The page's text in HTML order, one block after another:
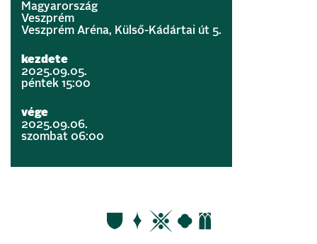
Magyarország
Veszprém
Veszprém Aréna, Külső-Kádártai út 5.
kezdete
2025.09.05.
péntek 15:00
vége
2025.09.06.
szombat 06:00